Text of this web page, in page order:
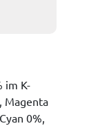
im K-
Magenta
0%,